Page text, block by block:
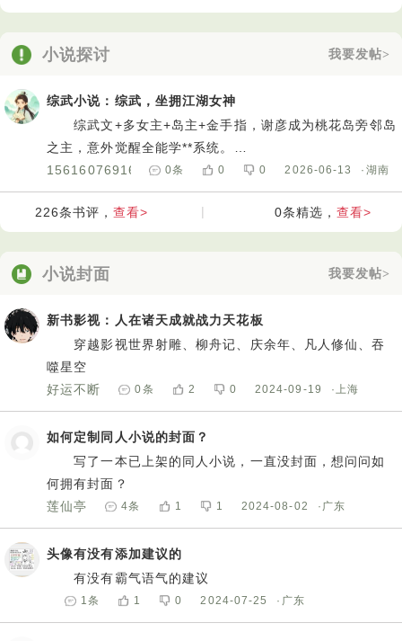
小说探讨 我要发帖>
综武小说：综武，坐拥江湖女神
综武文+多女主+岛主+金手指，谢彦成为桃花岛旁邻岛
之主，意外觉醒全能学**系统。
开局便遭年幼黄蓉上门刁难、无端构陷。凭借满级悟
性与系统解析，他轻松破招稳压对手，更一语反转揭穿真
相。
写的不错！
15616076916 0条 0 0 2026-06-13 ·湖南
226条书评，查看> 0条精选，查看>
小说封面 我要发帖>
新书影视：人在诸天成就战力天花板
穿越影视世界射雕、柳舟记、庆余年、凡人修仙、吞
噬星空
好运不断 0条 2 0 2024-09-19 ·上海
如何定制同人小说的封面？
写了一本已上架的同人小说，一直没封面，想问问如
何拥有封面？
莲仙亭 4条 1 1 2024-08-02 ·广东
头像有没有添加建议的
有没有霸气语气的建议
1条 1 0 2024-07-25 ·广东